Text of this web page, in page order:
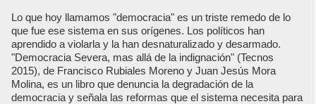
Lo que hoy llamamos "democracia" es un triste remedo de lo
que fue ese sistema en sus orígenes. Los políticos han
aprendido a violarla y la han desnaturalizado y desarmado.
"Democracia Severa, mas allá de la indignación" (Tecnos
2015), de Francisco Rubiales Moreno y Juan Jesús Mora
Molina, es un libro que denuncia la degradación de la
democracia y señala las reformas que el sistema necesita para